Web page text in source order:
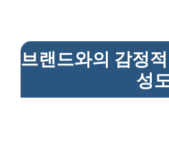
브랜드와의 감정
성